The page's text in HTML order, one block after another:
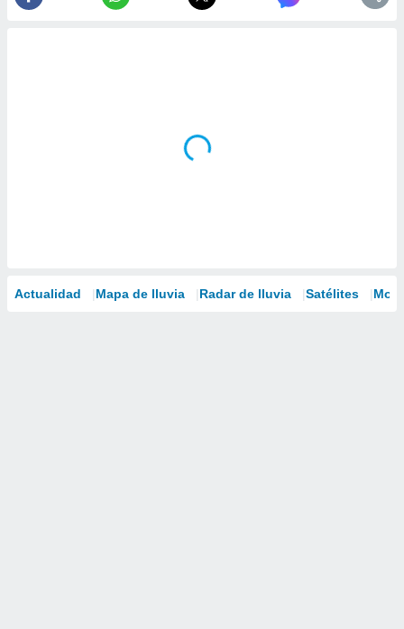
Actualidad Mapa de lluvia Radar de lluvia Satélites